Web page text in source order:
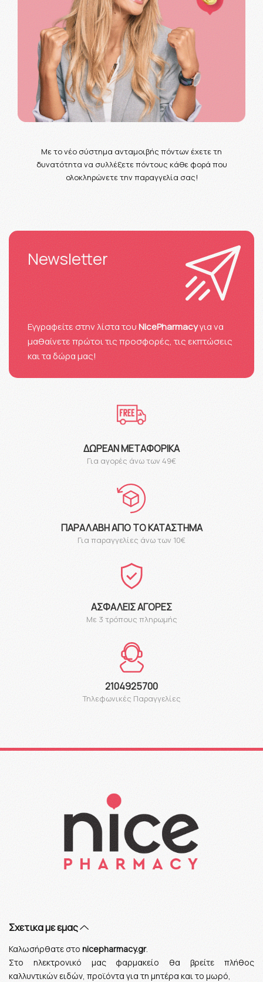
Με το νέο σύστημα ανταμοιβής πόντων έχετε τη
δυνατότητα να συλλέξετε πόντους κάθε φορά που
ολοκληρώνετε την παραγγελία σας!
Newsletter
Eγγραφείτε στην λίστα τουNicePharmacyγια να
μαθαίνετε πρώτοι τις προσφορές, τις εκπτώσεις
και τα δώρα μας!
ΔΩΡΕΆΝ ΜΕΤΑΦΟΡΙΚΆ
Για αγορές άνω των 49€
ΠΑΡΑΛΑΒΉ ΑΠΌ ΤΟ ΚΑΤΆΣΤΗΜΑ
Για παραγγελίες άνω των 10€
ΑΣΦΑΛΕΊΣ ΑΓΟΡΈΣ
Με 3 τρόπους πληρωμής
2104925700
Τηλεφωνικές Παραγγελίες
Σχετικα με εμας
Καλωσήρθατε στο nicepharmacy.gr.
Στο ηλεκτρονικό μας φαρμακείο θα βρείτε πλήθος
καλλυντικών ειδών, προϊόντα για τη μητέρα και το μωρό,